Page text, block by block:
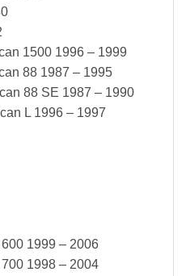
1500 1996 – 1999
88 1987 – 1995
88 SE 1987 – 1990
L 1996 – 1997
1999 – 2006
1998 – 2004